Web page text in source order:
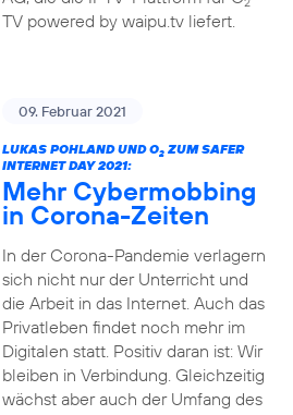
TV powered by waipu.tv liefert.
09. Februar 2021
LUKAS POHLAND UND O2ZUM SAFER
INTERNET DAY 2021:
Mehr Cybermobbing
in Corona-Zeiten
In der Corona-Pandemie verlagern
sich nicht nur der Unterricht und
die Arbeit in das Internet. Auch das
Privatleben findet noch mehr im
Digitalen statt. Positiv daran ist: Wir
bleiben in Verbindung. Gleichzeitig
wächst aber auch der Umfang des